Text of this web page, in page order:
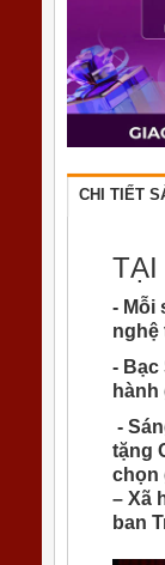
CHI TIẾT
TẠI
- Mỗi
nghệ
- Bạc
hành
-
tặng
chọn
– Xã
ban